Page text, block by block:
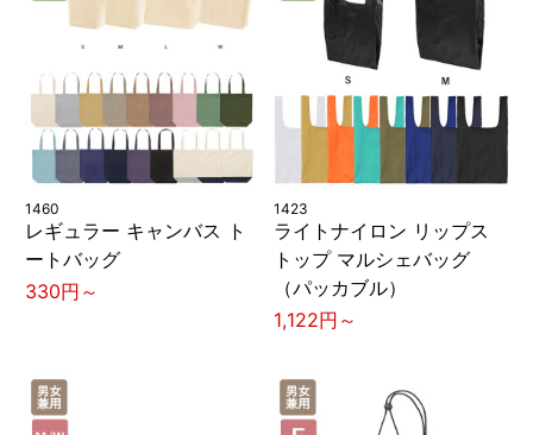
1460
レギュラー キャンバス ト
ートバッグ
330円～
1423
ライトナイロン リップス
トップ マルシェバッグ
（パッカブル）
1,122円～